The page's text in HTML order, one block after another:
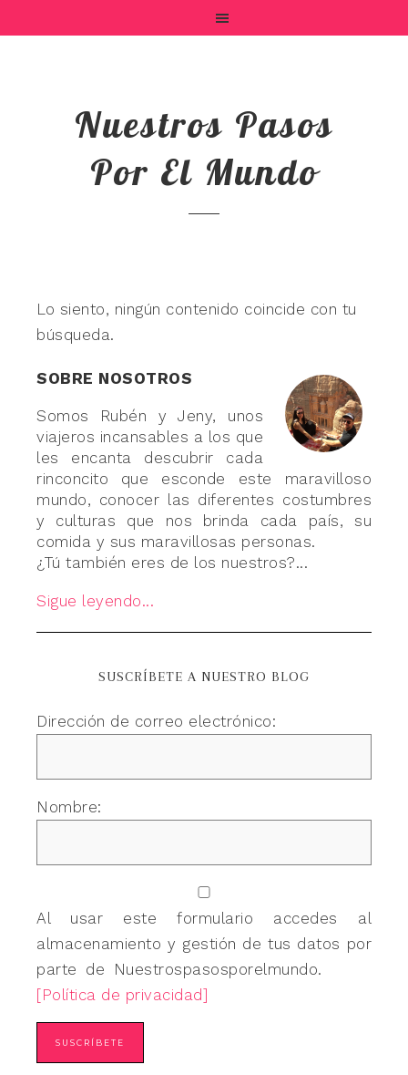
Nuestros Pasos
Por El Mundo
Lo siento, ningún contenido coincide con tu
búsqueda.
SOBRE NOSOTROS
Somos Rubén y Jeny, unos
viajeros incansables a los que
les encanta descubrir cada
rinconcito que esconde este maravilloso
mundo, conocer las diferentes costumbres
y culturas que nos brinda cada país, su
comida y sus maravillosas personas.
¿Tú también eres de los nuestros?...
Sigue leyendo...
SUSCRÍBETE A NUESTRO BLOG
Dirección de correo electrónico:
Nombre:
Al usar este formulario accedes al
almacenamiento y gestión de tus datos por
parte de Nuestrospasosporelmundo.
[Política de privacidad]